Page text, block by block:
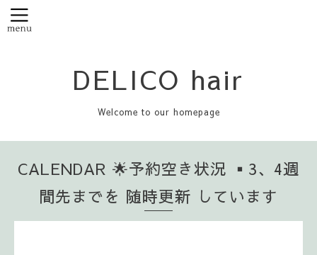
DELICO hair
Welcome to our homepage
CALENDAR 🌟予約空き状況 ▪️3、4週
間先までを 随時更新 しています